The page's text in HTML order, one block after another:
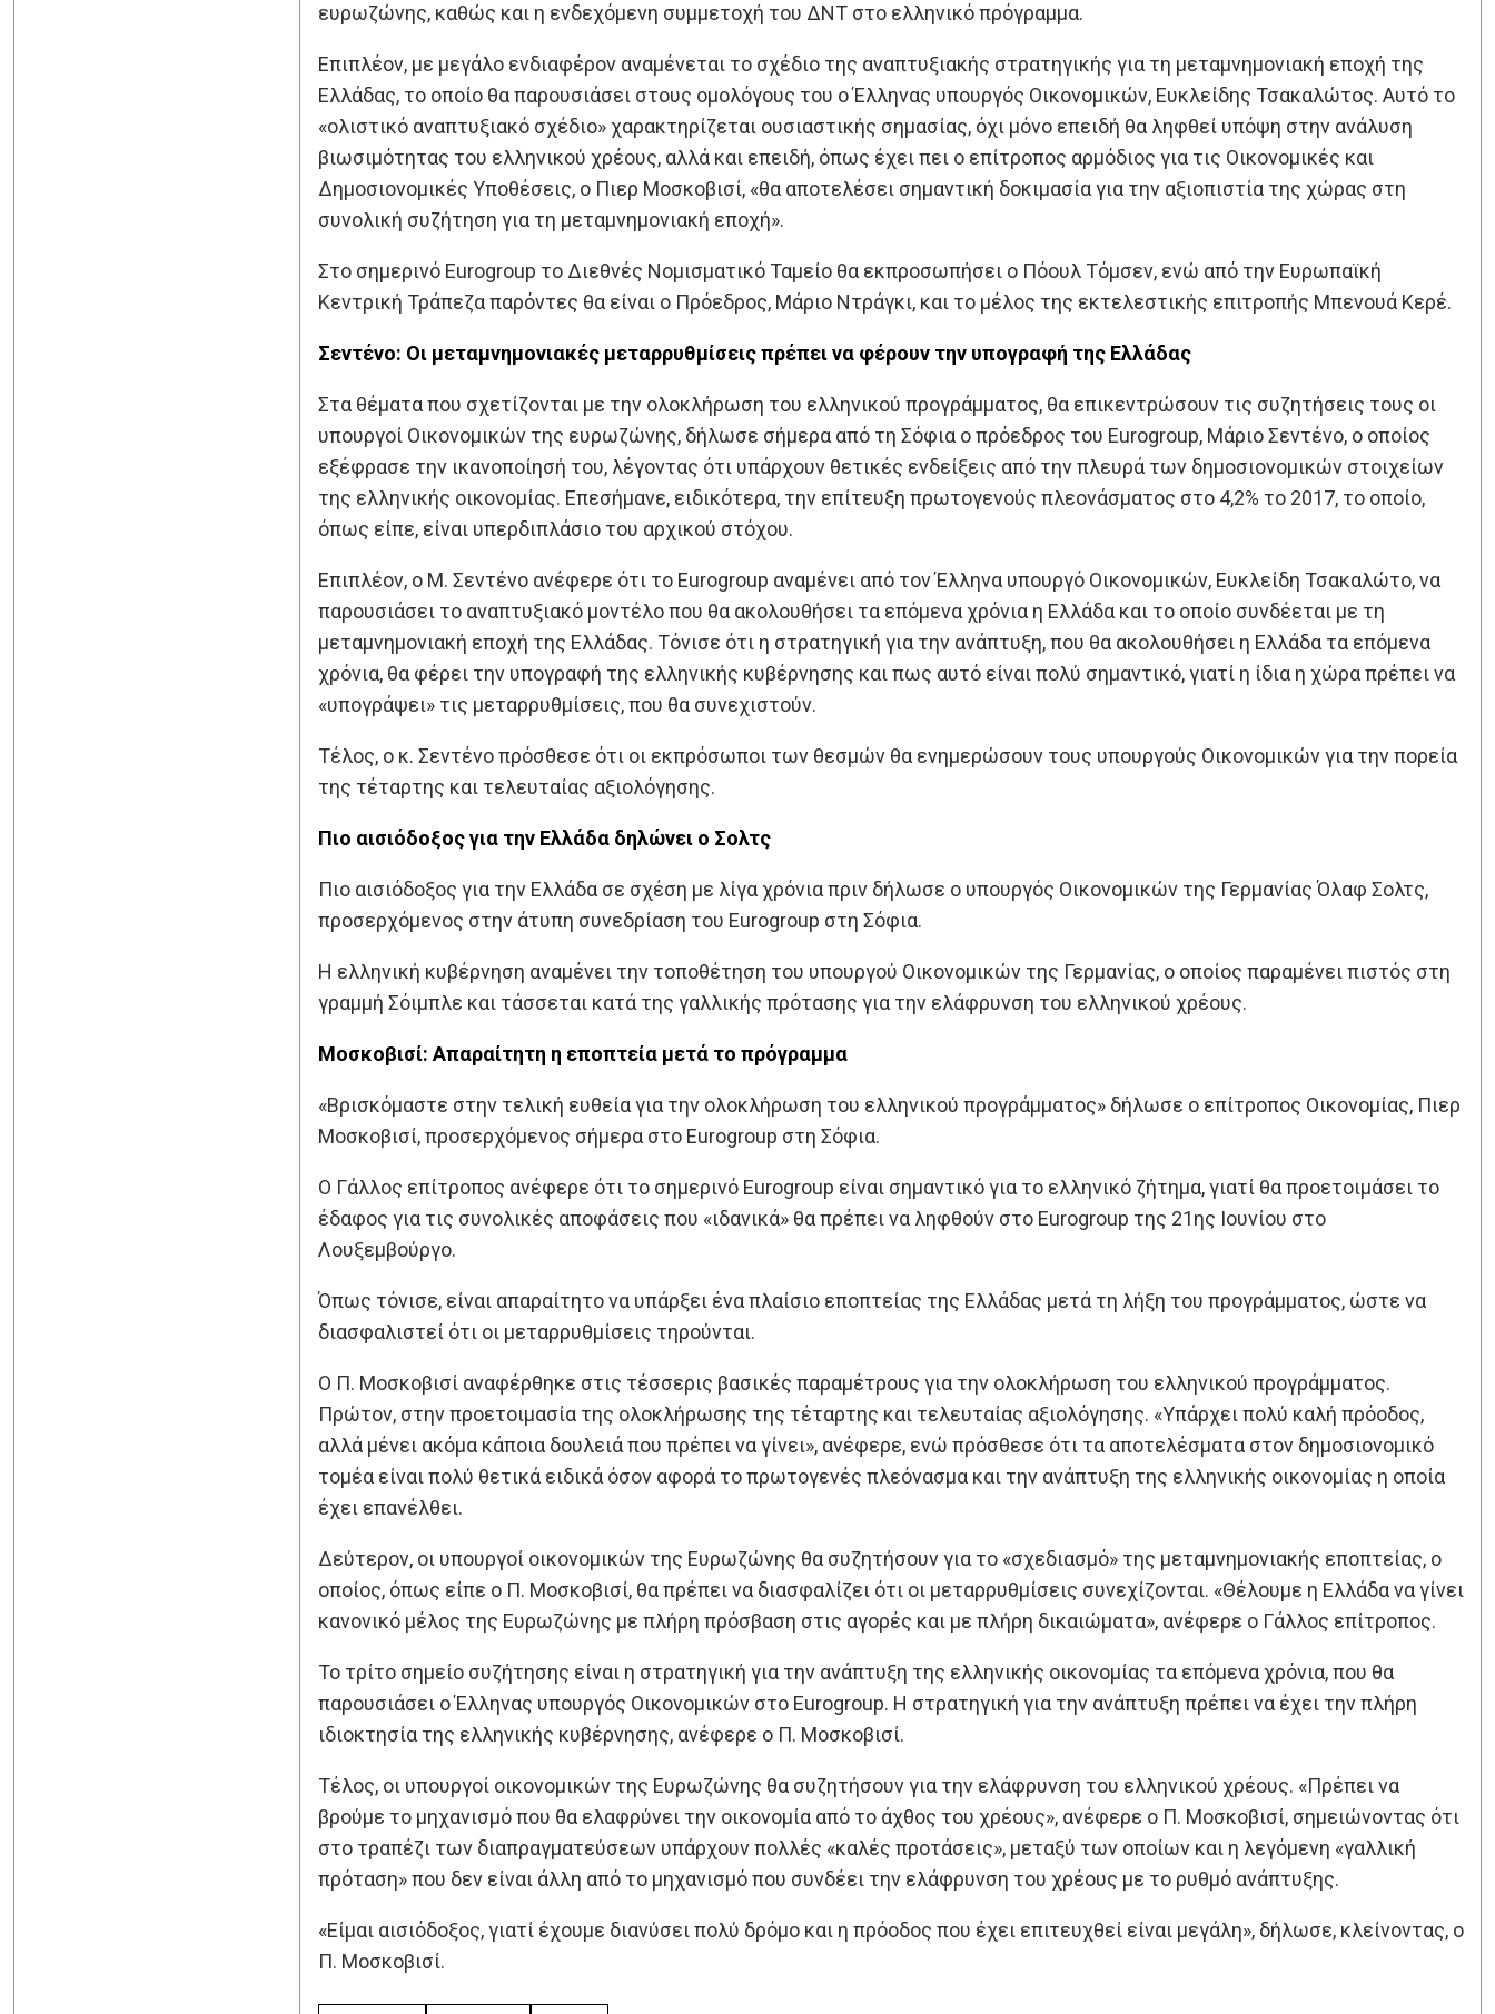
ευρωζώνης, καθώς και η ενδεχόμενη συμμετοχή του ΔΝΤ στο ελληνικό πρόγραμμα.
Επιπλέον, με μεγάλο ενδιαφέρον αναμένεται το σχέδιο της αναπτυξιακής στρατηγικής για τη μεταμνημονιακή εποχή της
Ελλάδας, το οποίο θα παρουσιάσει στους ομολόγους του ο Έλληνας υπουργός Οικονομικών, Ευκλείδης Τσακαλώτος. Αυτό το
«ολιστικό αναπτυξιακό σχέδιο» χαρακτηρίζεται ουσιαστικής σημασίας, όχι μόνο επειδή θα ληφθεί υπόψη στην ανάλυση
βιωσιμότητας του ελληνικού χρέους, αλλά και επειδή, όπως έχει πει ο επίτροπος αρμόδιος για τις Οικονομικές και
Δημοσιονομικές Υποθέσεις, ο Πιερ Μοσκοβισί, «θα αποτελέσει σημαντική δοκιμασία για την αξιοπιστία της χώρας στη
συνολική συζήτηση για τη μεταμνημονιακή εποχή».
Στο σημερινό Eurogroup το Διεθνές Νομισματικό Ταμείο θα εκπροσωπήσει ο Πόουλ Τόμσεν, ενώ από την Ευρωπαϊκή
Κεντρική Τράπεζα παρόντες θα είναι ο Πρόεδρος, Μάριο Ντράγκι, και το μέλος της εκτελεστικής επιτροπής Μπενουά Κερέ.
Σεντένο: Οι μεταμνημονιακές μεταρρυθμίσεις πρέπει να φέρουν την υπογραφή της Ελλάδας
Στα θέματα που σχετίζονται με την ολοκλήρωση του ελληνικού προγράμματος, θα επικεντρώσουν τις συζητήσεις τους οι
υπουργοί Οικονομικών της ευρωζώνης, δήλωσε σήμερα από τη Σόφια ο πρόεδρος του Eurogroup, Μάριο Σεντένο, ο οποίος
εξέφρασε την ικανοποίησή του, λέγοντας ότι υπάρχουν θετικές ενδείξεις από την πλευρά των δημοσιονομικών στοιχείων
της ελληνικής οικονομίας. Επεσήμανε, ειδικότερα, την επίτευξη πρωτογενούς πλεονάσματος στο 4,2% το 2017, το οποίο,
όπως είπε, είναι υπερδιπλάσιο του αρχικού στόχου.
Επιπλέον, ο Μ. Σεντένο ανέφερε ότι το Eurogroup αναμένει από τον Έλληνα υπουργό Οικονομικών, Ευκλείδη Τσακαλώτο, να
παρουσιάσει το αναπτυξιακό μοντέλο που θα ακολουθήσει τα επόμενα χρόνια η Ελλάδα και το οποίο συνδέεται με τη
μεταμνημονιακή εποχή της Ελλάδας. Τόνισε ότι η στρατηγική για την ανάπτυξη, που θα ακολουθήσει η Ελλάδα τα επόμενα
χρόνια, θα φέρει την υπογραφή της ελληνικής κυβέρνησης και πως αυτό είναι πολύ σημαντικό, γιατί η ίδια η χώρα πρέπει να
«υπογράψει» τις μεταρρυθμίσεις, που θα συνεχιστούν.
Τέλος, ο κ. Σεντένο πρόσθεσε ότι οι εκπρόσωποι των θεσμών θα ενημερώσουν τους υπουργούς Οικονομικών για την πορεία
της τέταρτης και τελευταίας αξιολόγησης.
Πιο αισιόδοξος για την Ελλάδα δηλώνει ο Σολτς
Πιο αισιόδοξος για την Ελλάδα σε σχέση με λίγα χρόνια πριν δήλωσε ο υπουργός Οικονομικών της Γερμανίας Όλαφ Σολτς,
προσερχόμενος στην άτυπη συνεδρίαση του Eurogroup στη Σόφια.
Η ελληνική κυβέρνηση αναμένει την τοποθέτηση του υπουργού Οικονομικών της Γερμανίας, ο οποίος παραμένει πιστός στη
γραμμή Σόιμπλε και τάσσεται κατά της γαλλικής πρότασης για την ελάφρυνση του ελληνικού χρέους.
Μοσκοβισί: Απαραίτητη η εποπτεία μετά το πρόγραμμα
«Βρισκόμαστε στην τελική ευθεία για την ολοκλήρωση του ελληνικού προγράμματος» δήλωσε ο επίτροπος Οικονομίας, Πιερ
Μοσκοβισί, προσερχόμενος σήμερα στο Eurogroup στη Σόφια.
Ο Γάλλος επίτροπος ανέφερε ότι το σημερινό Eurogroup είναι σημαντικό για το ελληνικό ζήτημα, γιατί θα προετοιμάσει το
έδαφος για τις συνολικές αποφάσεις που «ιδανικά» θα πρέπει να ληφθούν στο Eurogroup της 21ης Ιουνίου στο
Λουξεμβούργο.
Όπως τόνισε, είναι απαραίτητο να υπάρξει ένα πλαίσιο εποπτείας της Ελλάδας μετά τη λήξη του προγράμματος, ώστε να
διασφαλιστεί ότι οι μεταρρυθμίσεις τηρούνται.
Ο Π. Μοσκοβισί αναφέρθηκε στις τέσσερις βασικές παραμέτρους για την ολοκλήρωση του ελληνικού προγράμματος.
Πρώτον, στην προετοιμασία της ολοκλήρωσης της τέταρτης και τελευταίας αξιολόγησης. «Υπάρχει πολύ καλή πρόοδος,
αλλά μένει ακόμα κάποια δουλειά που πρέπει να γίνει», ανέφερε, ενώ πρόσθεσε ότι τα αποτελέσματα στον δημοσιονομικό
τομέα είναι πολύ θετικά ειδικά όσον αφορά το πρωτογενές πλεόνασμα και την ανάπτυξη της ελληνικής οικονομίας η οποία
έχει επανέλθει.
Δεύτερον, οι υπουργοί οικονομικών της Ευρωζώνης θα συζητήσουν για το «σχεδιασμό» της μεταμνημονιακής εποπτείας, ο
οποίος, όπως είπε ο Π. Μοσκοβισί, θα πρέπει να διασφαλίζει ότι οι μεταρρυθμίσεις συνεχίζονται. «Θέλουμε η Ελλάδα να γίνει
κανονικό μέλος της Ευρωζώνης με πλήρη πρόσβαση στις αγορές και με πλήρη δικαιώματα», ανέφερε ο Γάλλος επίτροπος.
Το τρίτο σημείο συζήτησης είναι η στρατηγική για την ανάπτυξη της ελληνικής οικονομίας τα επόμενα χρόνια, που θα
παρουσιάσει ο Έλληνας υπουργός Οικονομικών στο Εurogroup. Η στρατηγική για την ανάπτυξη πρέπει να έχει την πλήρη
ιδιοκτησία της ελληνικής κυβέρνησης, ανέφερε ο Π. Μοσκοβισί.
Τέλος, οι υπουργοί οικονομικών της Ευρωζώνης θα συζητήσουν για την ελάφρυνση του ελληνικού χρέους. «Πρέπει να
βρούμε το μηχανισμό που θα ελαφρύνει την οικονομία από το άχθος του χρέους», ανέφερε ο Π. Μοσκοβισί, σημειώνοντας ότι
στο τραπέζι των διαπραγματεύσεων υπάρχουν πολλές «καλές προτάσεις», μεταξύ των οποίων και η λεγόμενη «γαλλική
πρόταση» που δεν είναι άλλη από το μηχανισμό που συνδέει την ελάφρυνση του χρέους με το ρυθμό ανάπτυξης.
«Είμαι αισιόδοξος, γιατί έχουμε διανύσει πολύ δρόμο και η πρόοδος που έχει επιτευχθεί είναι μεγάλη», δήλωσε, κλείνοντας, ο
Π. Μοσκοβισί.